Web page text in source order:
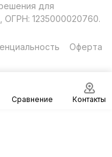
Сравнение Контакты
для
ОГРН: 1235000020760.
Оферта